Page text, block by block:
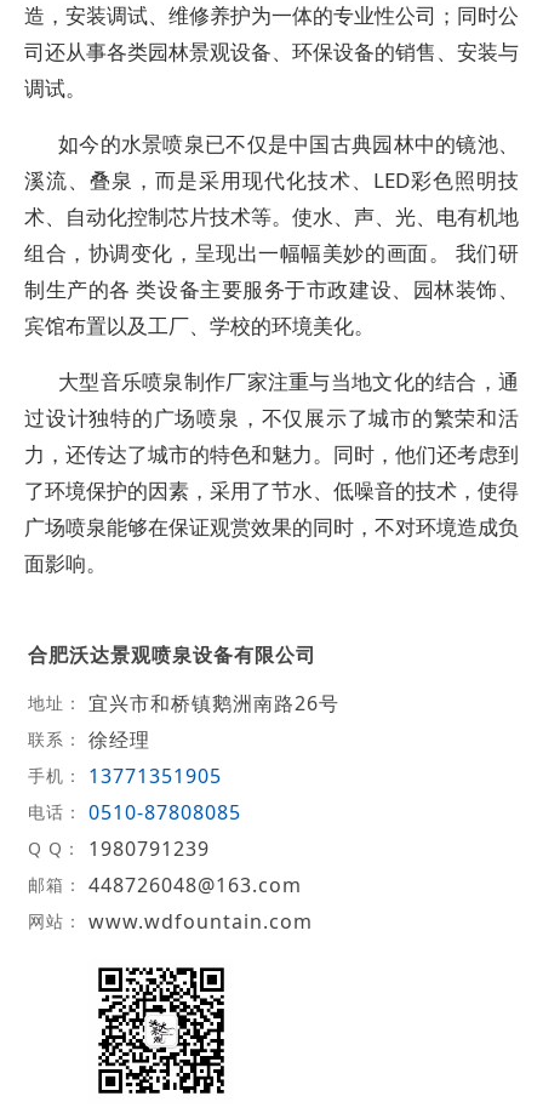
造，安装调试、维修养护为一体的专业性公司；同时公
司还从事各类园林景观设备、环保设备的销售、安装与
调试。
如今的水景喷泉已不仅是中国古典园林中的镜池、
溪流、叠泉，而是采用现代化技术、LED彩色照明技
术、自动化控制芯片技术等。使水、声、光、电有机地
组合，协调变化，呈现出一幅幅美妙的画面。 我们研
制生产的各 类设备主要服务于市政建设、园林装饰、
宾馆布置以及工厂、学校的环境美化。
大型音乐喷泉制作厂家注重与当地文化的结合，通
过设计独特的广场喷泉，不仅展示了城市的繁荣和活
力，还传达了城市的特色和魅力。同时，他们还考虑到
了环境保护的因素，采用了节水、低噪音的技术，使得
广场喷泉能够在保证观赏效果的同时，不对环境造成负
面影响。
合肥沃达景观喷泉设备有限公司
地址： 宜兴市和桥镇鹅洲南路26号
联系： 徐经理
手机： 13771351905
电话： 0510-87808085
Q Q： 1980791239
邮箱： 448726048@163.com
网站： www.wdfountain.com